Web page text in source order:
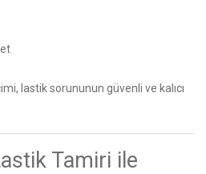
lastik sorununun güvenli ve kalıcı
Tamiri ile